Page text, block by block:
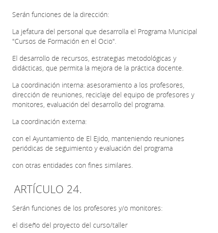
Serán funciones de la dirección:
La jefatura del personal que desarrolla el Programa Municipal
"Cursos de Formación en el Ocio".
El desarrollo de recursos, estrategias metodológicas y
didácticas, que permita la mejora de la práctica docente.
La coordinación interna: asesoramiento a los profesores,
dirección de reuniones, reciclaje del equipo de profesores y
monitores, evaluación del desarrollo del programa.
La coordinación externa:
con el Ayuntamiento de El Ejido, manteniendo reuniones
periódicas de seguimiento y evaluación del programa
con otras entidades con fines similares.
ARTÍCULO 24.
Serán funciones de los profesores y/o monitores:
el diseño del proyecto del curso/taller